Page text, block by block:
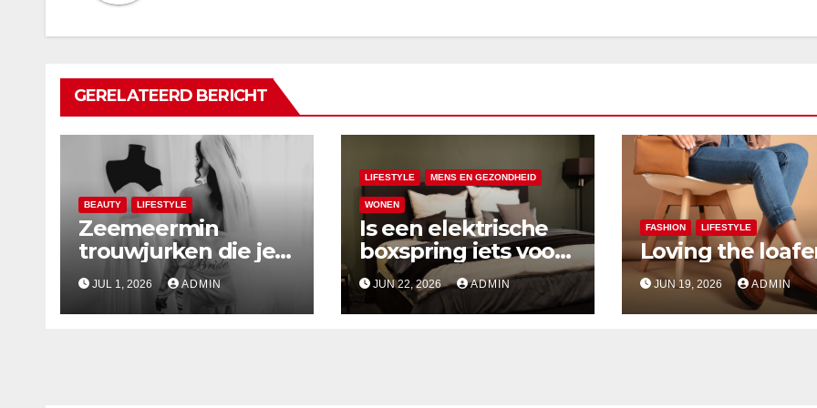
GERELATEERD BERICHT
BEAUTY LIFESTYLE
Zeemeermin
trouwjurken die je
silhouet vieren
JUL 1, 2026 ADMIN
LIFESTYLE MENS EN GEZONDHEID
WONEN
Is een elektrische
boxspring iets voor
jou?
JUN 22, 2026 ADMIN
FASHION LIFESTYLE
Loving the
JUN 19, 2026 ADMIN